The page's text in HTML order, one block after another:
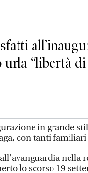
“libertà
in grande
con tanti
nella
lo scorso 19